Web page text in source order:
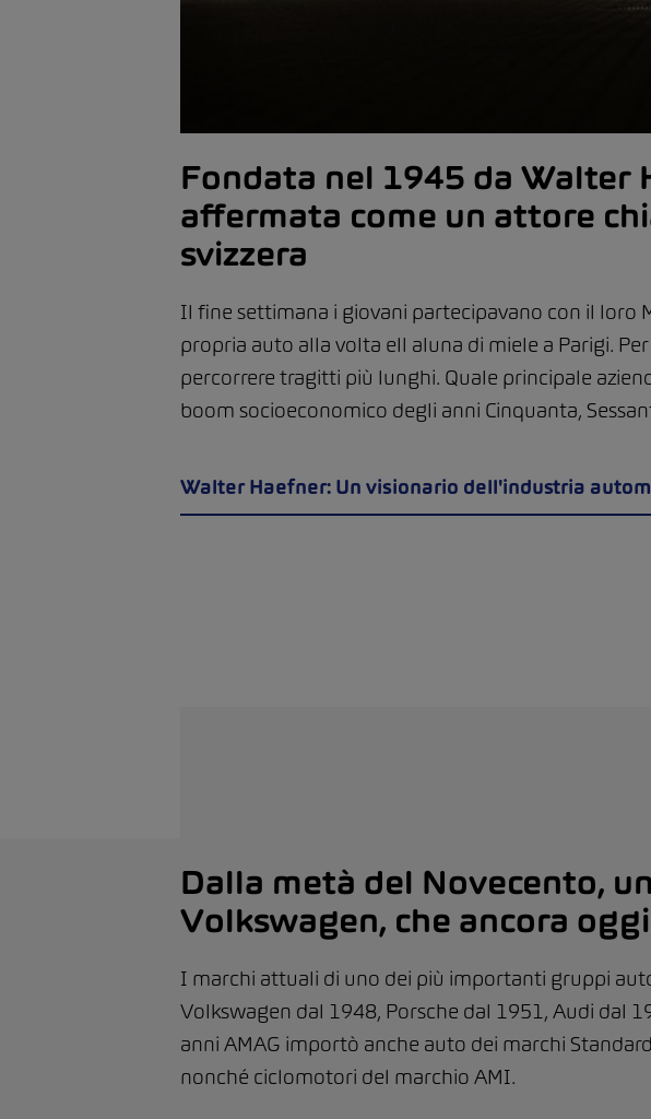
Fondata nel 1945 da Walter
affermata come un attore
svizzera
Il fine settimana i giovani partecipavano con il loro
propria auto alla volta ell aluna di miele a Parigi.
percorrere tragitti più lunghi. Quale principale
boom socioeconomico degli anni Cinquanta,
Walter Haefner: Un visionario dell'industria
Dalla metà del Novecento,
Volkswagen, che ancora
I marchi attuali di uno dei più importanti gruppi
Volkswagen dal 1948, Porsche dal 1951, Audi dal
anni AMAG importò anche auto dei marchi
nonché ciclomotori del marchio AMI.